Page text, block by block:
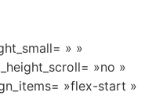
» »
»no »
»flex-start »